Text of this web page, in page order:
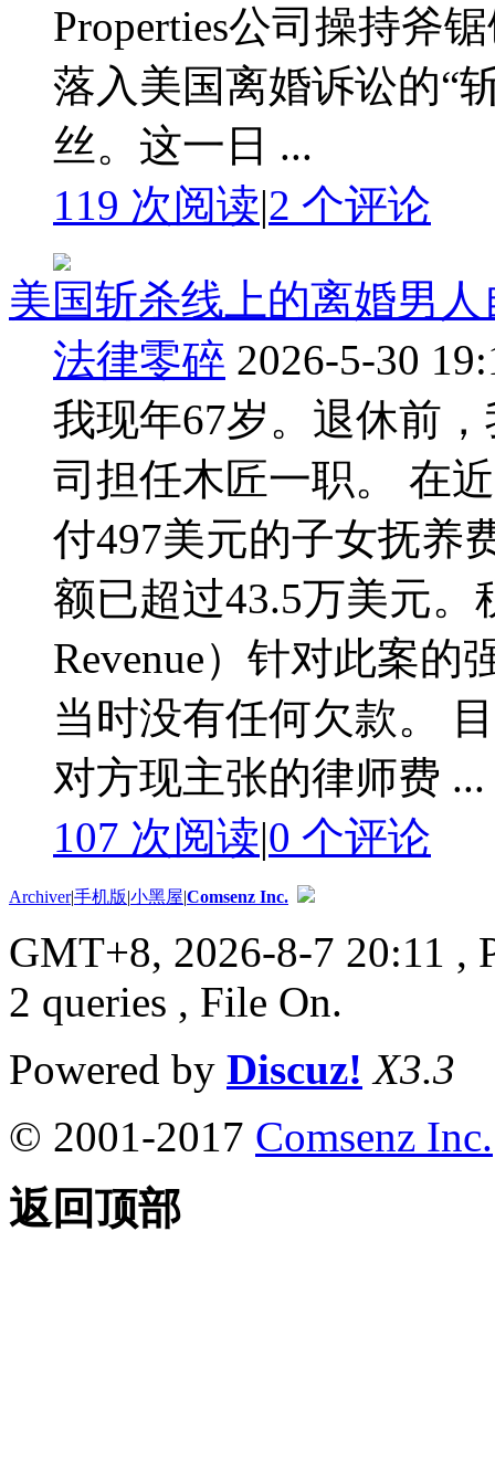
Properties公司操持斧
落入美国离婚诉讼的“
丝。这一日 ...
119 次阅读|2 个评论
美国斩杀线上的离婚男
法律零碎 2026-5-30
我现年67岁。退休前，
司担任木匠一职。 在
付497美元的子女抚养
额已超过43.5万美元。
Revenue）针对此案的
当时没有任何欠款。
对方现主张的律师费 ...
107 次阅读|0 个评论
Archiver|手机版|小黑屋|Comsenz Inc.
GMT+8, 2026-8-7 20:11 ,
2 queries , File On.
Powered by Discuz! X3.3
© 2001-2017 Comsenz Inc.
返回顶部